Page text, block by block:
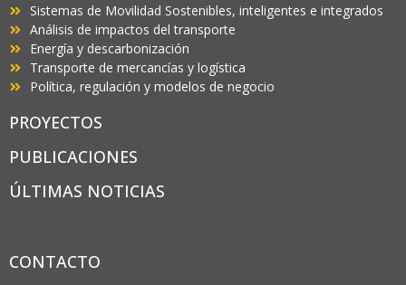
Sistemas de Movilidad Sostenibles, inteligentes e integrados
Análisis de impactos del transporte
Energía y descarbonización
Transporte de mercancías y logística
Política, regulación y modelos de negocio
PROYECTOS
PUBLICACIONES
ÚLTIMAS NOTICIAS
CONTACTO